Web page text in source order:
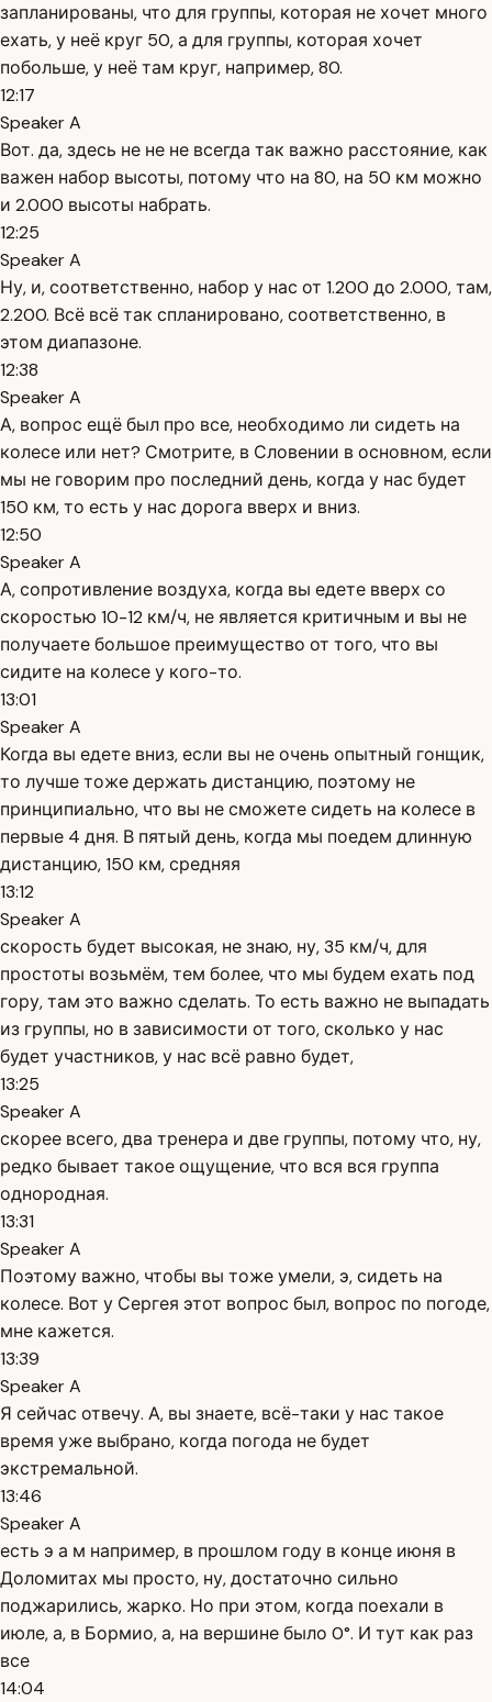
запланированы, что для группы, которая не хочет много
ехать, у неё круг 50, а для группы, которая хочет
побольше, у неё там круг, например, 80.
12:17
Speaker A
Вот. да, здесь не не не всегда так важно расстояние, как
важен набор высоты, потому что на 80, на 50 км можно
и 2.000 высоты набрать.
12:25
Speaker A
Ну, и, соответственно, набор у нас от 1.200 до 2.000, там,
2.200. Всё всё так спланировано, соответственно, в
этом диапазоне.
12:38
Speaker A
А, вопрос ещё был про все, необходимо ли сидеть на
колесе или нет? Смотрите, в Словении в основном, если
мы не говорим про последний день, когда у нас будет
150 км, то есть у нас дорога вверх и вниз.
12:50
Speaker A
А, сопротивление воздуха, когда вы едете вверх со
скоростью 10-12 км/ч, не является критичным и вы не
получаете большое преимущество от того, что вы
сидите на колесе у кого-то.
13:01
Speaker A
Когда вы едете вниз, если вы не очень опытный гонщик,
то лучше тоже держать дистанцию, поэтому не
принципиально, что вы не сможете сидеть на колесе в
первые 4 дня. В пятый день, когда мы поедем длинную
дистанцию, 150 км, средняя
13:12
Speaker A
скорость будет высокая, не знаю, ну, 35 км/ч, для
простоты возьмём, тем более, что мы будем ехать под
гору, там это важно сделать. То есть важно не выпадать
из группы, но в зависимости от того, сколько у нас
будет участников, у нас всё равно будет,
13:25
Speaker A
скорее всего, два тренера и две группы, потому что, ну,
редко бывает такое ощущение, что вся вся группа
однородная.
13:31
Speaker A
Поэтому важно, чтобы вы тоже умели, э, сидеть на
колесе. Вот у Сергея этот вопрос был, вопрос по погоде,
мне кажется.
13:39
Speaker A
Я сейчас отвечу. А, вы знаете, всё-таки у нас такое
время уже выбрано, когда погода не будет
экстремальной.
13:46
Speaker A
есть э а м например, в прошлом году в конце июня в
Доломитах мы просто, ну, достаточно сильно
поджарились, жарко. Но при этом, когда поехали в
июле, а, в Бормио, а, на вершине было 0°. И тут как раз
все
14:04